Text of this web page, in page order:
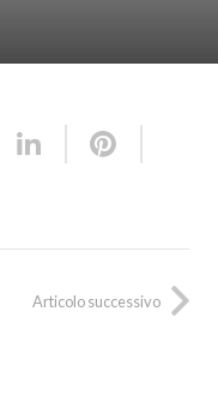
Articolo successivo